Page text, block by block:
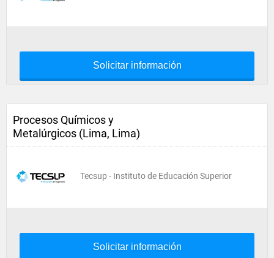
Solicitar información
Procesos Químicos y
Metalúrgicos (Lima, Lima)
Tecsup - Instituto de Educación Superior
Solicitar información